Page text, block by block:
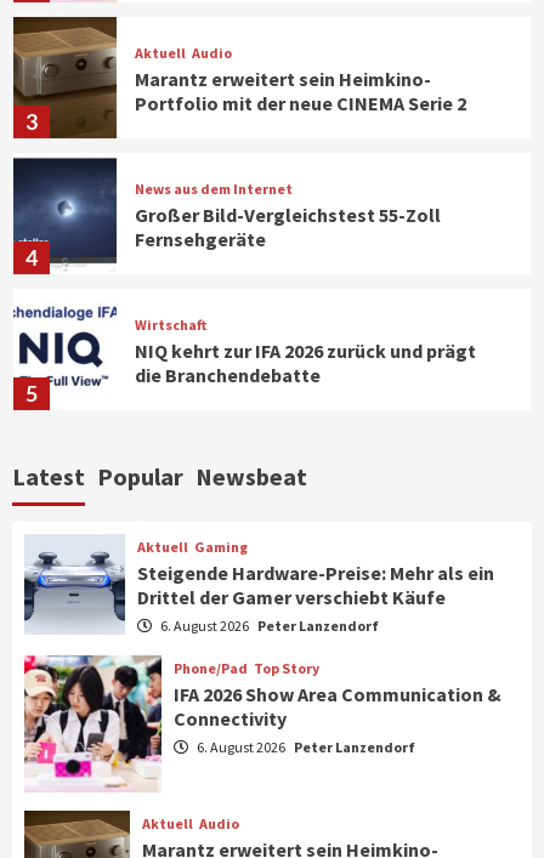
3
Aktuell Audio
Marantz erweitert sein Heimkino-
Portfolio mit der neue CINEMA Serie 2
4
News aus dem Internet
Großer Bild-Vergleichstest 55-Zoll
Fernsehgeräte
5
Wirtschaft
NIQ kehrt zur IFA 2026 zurück und prägt
die Branchendebatte
6
CHERRY baut Vertriebsteam in
7
Smart Living Top Story
Verbraucher setzen immer mehr auf
1
Aktuell
Steigende Hardware-Preise: Mehr als ein
Drittel der Gamer verschiebt Käufe
Latest Popular Newsbeat
Aktuell Gaming
Steigende Hardware-Preise: Mehr als ein
Drittel der Gamer verschiebt Käufe
6. August 2026 Peter Lanzendorf
Phone/Pad Top Story
IFA 2026 Show Area Communication &
Connectivity
6. August 2026 Peter Lanzendorf
Aktuell Audio
Marantz erweitert sein Heimkino-